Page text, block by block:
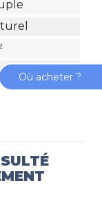
Où acheter ?